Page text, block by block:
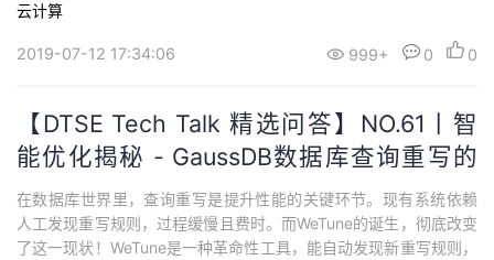
荣获“年度最佳云服务商”金苹果奖。华为云，为企业出海拓展航道本
次大会上，华为云全球市场总裁邓涛发表了《华为云，为企业出海
云计算
2019-07-12 17:34:06 999+ 0 0
【DTSE Tech Talk 精选问答】NO.61丨智
能优化揭秘 - GaussDB数据库查询重写的
自动挖掘与生成
在数据库世界里，查询重写是提升性能的关键环节。现有系统依赖
人工发现重写规则，过程缓慢且费时。而WeTune的诞生，彻底改变
了这一现状！WeTune是一种革命性工具，能自动发现新重写规则，